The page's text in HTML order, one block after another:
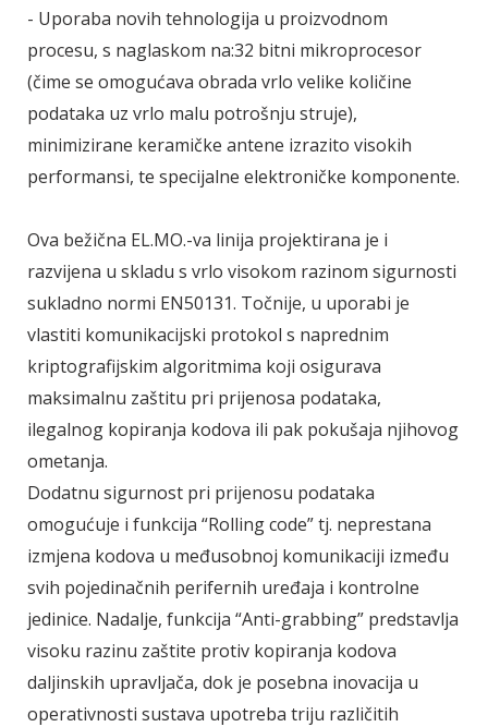
- Uporaba novih tehnologija u proizvodnom
procesu, s naglaskom na:32 bitni mikroprocesor
(čime se omogućava obrada vrlo velike količine
podataka uz vrlo malu potrošnju struje),
minimizirane keramičke antene izrazito visokih
performansi, te specijalne elektroničke komponente.
Ova bežična EL.MO.-va linija projektirana je i
razvijena u skladu s vrlo visokom razinom sigurnosti
sukladno normi EN50131. Točnije, u uporabi je
vlastiti komunikacijski protokol s naprednim
kriptografijskim algoritmima koji osigurava
maksimalnu zaštitu pri prijenosa podataka,
ilegalnog kopiranja kodova ili pak pokušaja njihovog
ometanja.
Dodatnu sigurnost pri prijenosu podataka
omogućuje i funkcija “Rolling code” tj. neprestana
izmjena kodova u međusobnoj komunikaciji između
svih pojedinačnih perifernih uređaja i kontrolne
jedinice. Nadalje, funkcija “Anti-grabbing” predstavlja
visoku razinu zaštite protiv kopiranja kodova
daljinskih upravljača, dok je posebna inovacija u
operativnosti sustava upotreba triju različitih